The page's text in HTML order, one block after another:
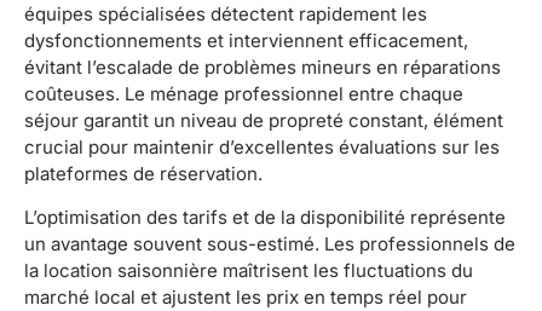
équipes spécialisées détectent rapidement les
dysfonctionnements et interviennent efficacement,
évitant l’escalade de problèmes mineurs en réparations
coûteuses. Le ménage professionnel entre chaque
séjour garantit un niveau de propreté constant, élément
crucial pour maintenir d’excellentes évaluations sur les
plateformes de réservation.
L’optimisation des tarifs et de la disponibilité représente
un avantage souvent sous-estimé. Les professionnels de
la location saisonnière maîtrisent les fluctuations du
marché local et ajustent les prix en temps réel pour